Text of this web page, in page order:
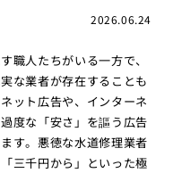
2026.06.24
職人たちがいる一方で、
な業者が存在することも
ット広告や、インターネ
度な「安さ」を謳う広告
す。悪徳な水道修理業者
三千円から」といった極